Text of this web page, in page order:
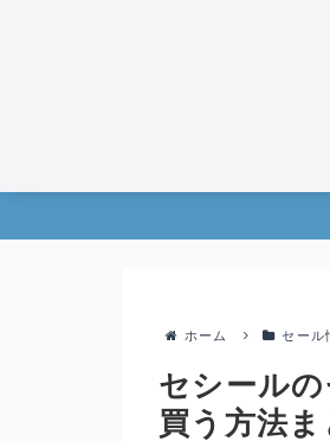
ホーム セール
セシール
買う方法ま